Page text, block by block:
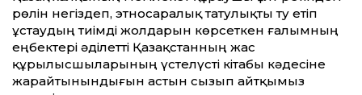
рөлін негіздеп, этносаралық татулықты ту етіп
ұстаудың тиімді жолдарын көрсеткен ғалымның
еңбектері әділетті Қазақстанның жас
құрылысшыларының үстелүсті кітабы кәдесіне
жарайтынындығын астын сызып айтқымыз